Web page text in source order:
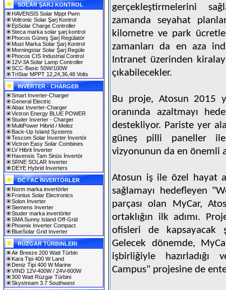
SOLAR ŞARJ KONTROL
HAVENSİS Solar Mppt Pwm
Voltronic Solar Şarj Kontrol
EpSolar Charge Controller
Steca marka solar şarj kontrol
Phocos Güneş Şarj Regülatör
Must Marka Solar Şarj Kontrol
Morningstar Solar Şarj Regüle
Phocos CIS Industrial Control
12V-3A Solar Lamp Controller
SCC-Basic 50W/100W
TriStar MPPT 12,24,36,48 Volts
INVERTER - CHARGER
Smart Inverter-Charger
General Electric
Abax Inverter-Charger
Victron Energy BLUE POWER
Studer Inverter - Charger
MultiPower Hibrid / Melez
Back-Up Island Systems
Tescom Solar İnverter İnvertör
Victron Easy Solar Combines
LV Hibrit İnverter
Havensis Tam Sinüs İnvertör
SRNE SOLAR Inverter
DEYE Hybrid Inverters
DC / AC İNVERTÖRLER
Norm marka invertörler
Fronius Solar Electronics
Solon Inverter
Siemens Inverter
Studer marka invertörler
SMA Sunny Island Off-Grid
Phoenix Inverter Compact
BlueSolar Grid Inverter
RÜZGAR TÜRBINLERI
Air Breeze 200 Watt Türbin
Kara Tipi 400 W Land
Deniz Tipi 400 W Marine
VIND 12V-400W / 24V-600W
300 Watt Rüzgar Türbini
Skystream 3.7 Southwest
gerçekleştirmelerini
zamanda seyahat
kilometre ve park
zamanları da en aza
Intranet üzerinden
çıkabilecekler.
Bu proje, Atosun 2015
oranında azaltmayı
destekliyor. Pariste yer
güneş pilli paneller ile
vizyonunun da en önemli
Atosun iş ile özel hayat
sağlamayı hedefleyen
parçası olan MyCar,
ortaklığın ilk adımı.
ofisleri de kapsayacak
Gelecek dönemde,
işbirliğiyle
Campus" projesine de